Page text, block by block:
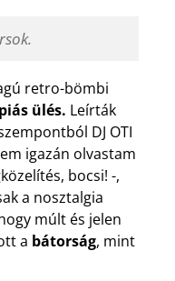
retro-bömbi
ülés. Leírták
DJ OTI
igazán olvastam
bocsi! -,
a nosztalgia
múlt és jelen
a bátorság, mint